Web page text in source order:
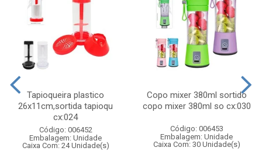
Tapioqueira plastico
26x11cm,sortida tapioqu
cx:024
Código: 006452
Embalagem: Unidade
Caixa Com: 24 Unidade(s)
Copo mixer 380ml sortido
copo mixer 380ml so cx:030
Código: 006453
Embalagem: Unidade
Caixa Com: 30 Unidade(s)